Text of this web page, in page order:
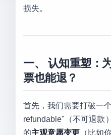
损失。
一、 认知重塑：
票也能退？
首先，我们需要打破一
refundable"（不可退款
的主观意愿变更 （比如